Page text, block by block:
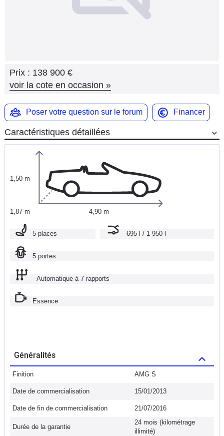
Marques
Prix : 138 900 €
voir la cote en occasion »
Poser votre question sur le forum Financer
Caractéristiques détaillées
1,50 m
1,87 m 4,90 m
5 places 695 l / 1 950 l
5 portes
Automatique à 7 rapports
Essence
Généralités
Finition AMG S
Date de commercialisation 15/01/2013
Date de fin de commercialisation 21/07/2016
Durée de la garantie
24 mois (kilométrage
illimité)